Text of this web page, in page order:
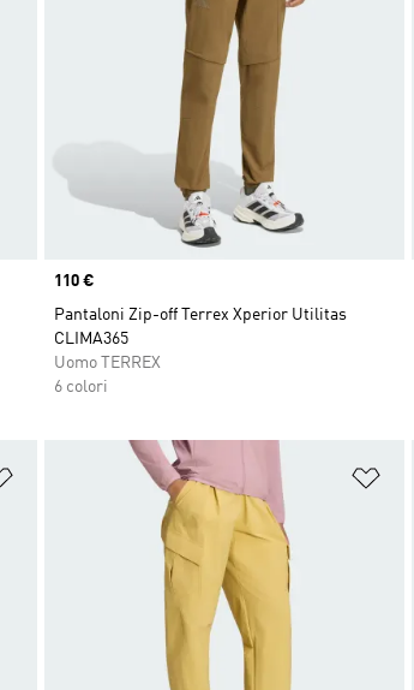
Price
110 €
Pantaloni Zip-off Terrex Xperior Utilitas
CLIMA365
Uomo TERREX
6 colori
Aggiungi alla lista dei desideri